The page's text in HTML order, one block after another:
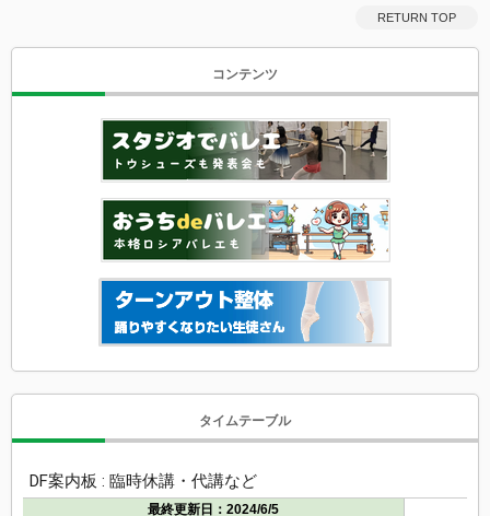
RETURN TOP
コンテンツ
タイムテーブル